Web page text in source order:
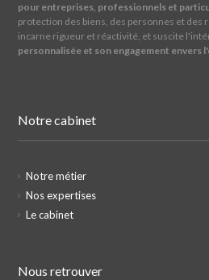
pour entreprises, professionnels et
protection des biens, des personnes et des
incarne rigueur et réactivité, et suscite
personnalisée et son engagement envers
Notre cabinet
Notre métier
Nos expertises
Le cabinet
Nous retrouver